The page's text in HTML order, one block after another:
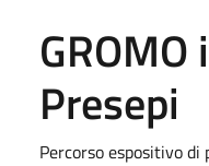
Presepi
Percorso espositivo